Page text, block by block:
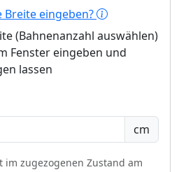
Breite eingeben?
(Bahnenanzahl auswählen)
Fenster eingeben und
lassen
cm
im zugezogenen Zustand am